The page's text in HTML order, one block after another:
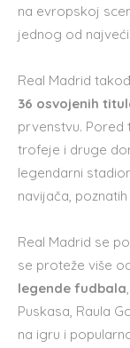
na evropskoj
jednog od
Real Madrid
36 osvojenih
prvenstvu.
trofeje i druge
legendarni
navijača,
Real Madrid se
se proteže više
legende fudbala
Puskasa, Raula
na igru i